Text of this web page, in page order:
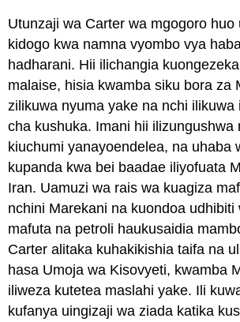
Utunzaji wa Carter wa mgogoro huo
kidogo kwa namna vyombo vya
hadharani. Hii ilichangia
malaise, hisia kwamba siku bora za
zilikuwa nyuma yake na nchi ilikuwa
cha kushuka. Imani hii ilizungushwa
kiuchumi yanayoendelea, na uhaba
kupanda kwa bei baadae iliyofuata
Iran. Uamuzi wa rais wa kuagiza
nchini Marekani na kuondoa udhibiti
mafuta na petroli haukusaidia
Carter alitaka kuhakikishia taifa na
hasa Umoja wa Kisovyeti, kwamba
iliweza kutetea maslahi yake. Ili
kufanya uingizaji wa ziada katika